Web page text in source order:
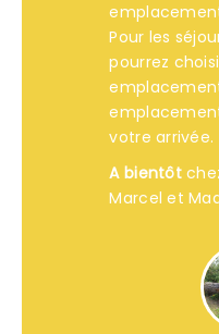
Pour les
pourrez
votre arrivée.
A bientôt
Marcel et